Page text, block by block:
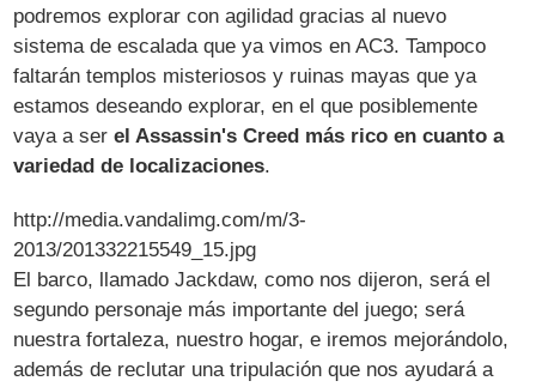
podremos explorar con agilidad gracias al nuevo
sistema de escalada que ya vimos en AC3. Tampoco
faltarán templos misteriosos y ruinas mayas que ya
estamos deseando explorar, en el que posiblemente
vaya a serel Assassin's Creed más rico en cuanto a
variedad de localizaciones.
http://media.vandalimg.com/m/3-
2013/201332215549_15.jpg
El barco, llamado Jackdaw, como nos dijeron, será el
segundo personaje más importante del juego; será
nuestra fortaleza, nuestro hogar, e iremos mejorándolo,
además de reclutar una tripulación que nos ayudará a